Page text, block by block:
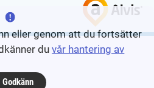
till extern sida.)
eller genom att du fortsätter
duvår hantering av
Godkänn